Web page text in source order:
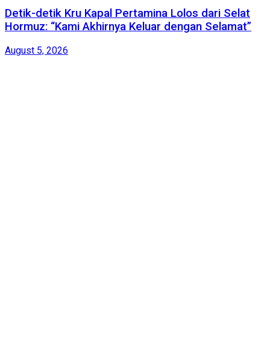
Detik-detik Kru Kapal Pertamina Lolos dari Selat
Hormuz: “Kami Akhirnya Keluar dengan Selamat”
August 5, 2026